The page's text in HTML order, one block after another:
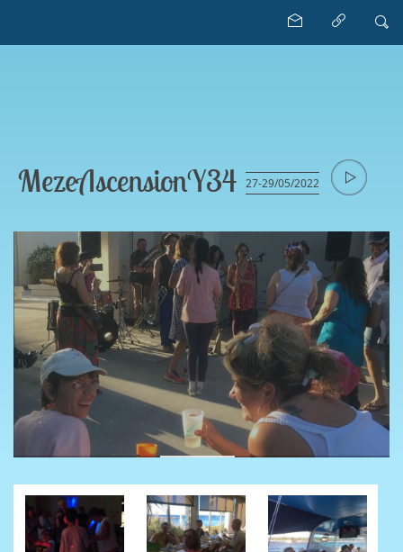
MezeAscensionY34 27-29/05/2022